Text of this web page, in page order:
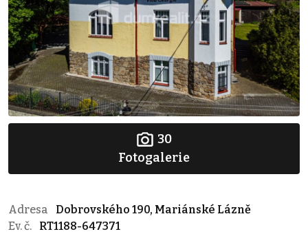
30
Fotogalerie
Adresa
Dobrovského 190, Mariánské Lázně
Ev. č.
RT1188-647371